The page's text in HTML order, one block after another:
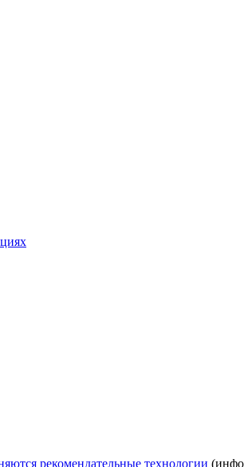
рекомендательные технологии